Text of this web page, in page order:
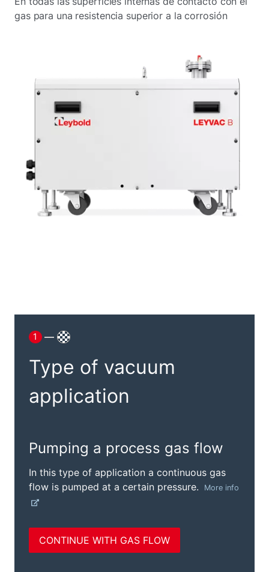
gas para una resistencia superior a la corrosión